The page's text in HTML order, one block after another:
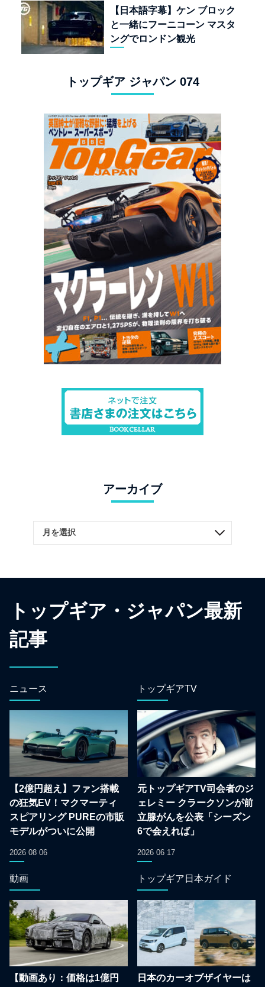
【日本語字幕】ケン ブロック
と一緒にフーニコーン マスタ
ングでロンドン観光
トップギア ジャパン 074
アーカイブ
トップギア・ジャパン最新
記事
ニュース
【2億円超え】ファン搭載
の狂気EV！マクマーティ
スピアリング PUREの市販
モデルがついに公開
2026 08 06
トップギアTV
元トップギアTV司会者のジ
ェレミー クラークソンが前
立腺がんを公表「シーズン
6で会えれば」
2026 06 17
動画
【動画あり：価格は1億円
トップギア日本ガイド
日本のカーオブザイヤーは